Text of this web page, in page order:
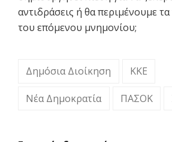
αντιδράσεις ή θα περιμένουμε
του επόμενου μνημονίου;
Δημόσια Διοίκηση ΚΚΕ
Νέα Δημοκρατία ΠΑΣΟΚ